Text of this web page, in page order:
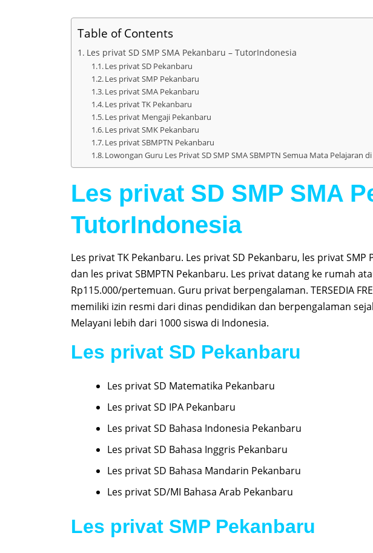
Table of Contents
Les privat SD SMP SMA Pekanbaru – TutorIndonesia
Les privat SD Pekanbaru
Les privat SMP Pekanbaru
Les privat SMA Pekanbaru
Les privat TK Pekanbaru
Les privat Mengaji Pekanbaru
Les privat SMK Pekanbaru
Les privat SBMPTN Pekanbaru
Lowongan Guru Les Privat SD SMP SMA SBMPTN Semua Mata Pelajaran
Les privat SD SMP SMA
TutorIndonesia
Les privat TK Pekanbaru. Les privat SD Pekanbaru, les privat
dan les privat SBMPTN Pekanbaru. Les privat datang ke rumah
Rp115.000/pertemuan. Guru privat berpengalaman. TERSEDIA
memiliki izin resmi dari dinas pendidikan dan berpengalaman
Melayani lebih dari 1000 siswa di Indonesia.
Les privat SD Pekanbaru
Les privat SD Matematika Pekanbaru
Les privat SD IPA Pekanbaru
Les privat SD Bahasa Indonesia Pekanbaru
Les privat SD Bahasa Inggris Pekanbaru
Les privat SD Bahasa Mandarin Pekanbaru
Les privat SD/MI Bahasa Arab Pekanbaru
Les privat SMP Pekanbaru